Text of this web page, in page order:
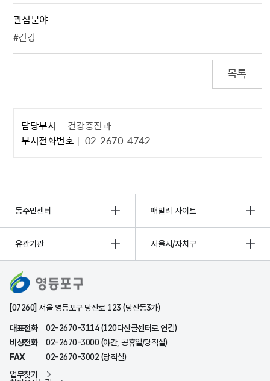
관심분야
#건강
목록
담당부서
건강증진과
부서전화번호
02-2670-4742
동주민센터 패밀리 사이트
유관기관 서울시/자치구
[07260] 서울 영등포구 당산로 123 (당산동3가)
대표전화
02-2670-3114 (120다산콜센터로 연결)
비상전화
02-2670-3000 (야간, 공휴일/당직실)
FAX
02-2670-3002 (당직실)
업무찾기